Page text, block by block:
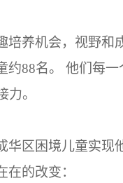
养机会，视野和
约88名。
他们每一
力。
区困境儿童实现
的改变：